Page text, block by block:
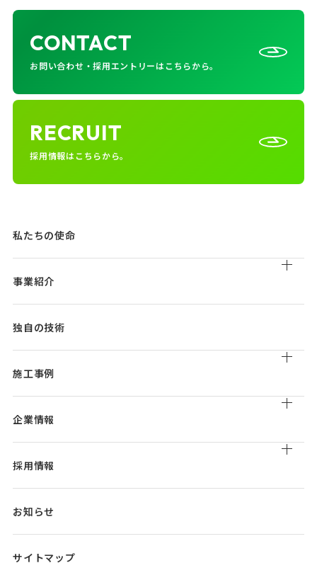
CONTACT
お問い合わせ・採用エントリーはこちらから。
RECRUIT
採用情報はこちらから。
私たちの使命
事業紹介
道路清掃
道路付属物清掃
トンネル清掃
道路維持管理
橋梁補修工事
製品販売
独自の技術
施工事例
実績一覧
企業情報
会社概要/組織図/沿革
事業所/関連会社一覧
アクセス
採用情報
職種紹介/社員インタビュー
働く環境
カムバック採用
お知らせ
サイトマップ